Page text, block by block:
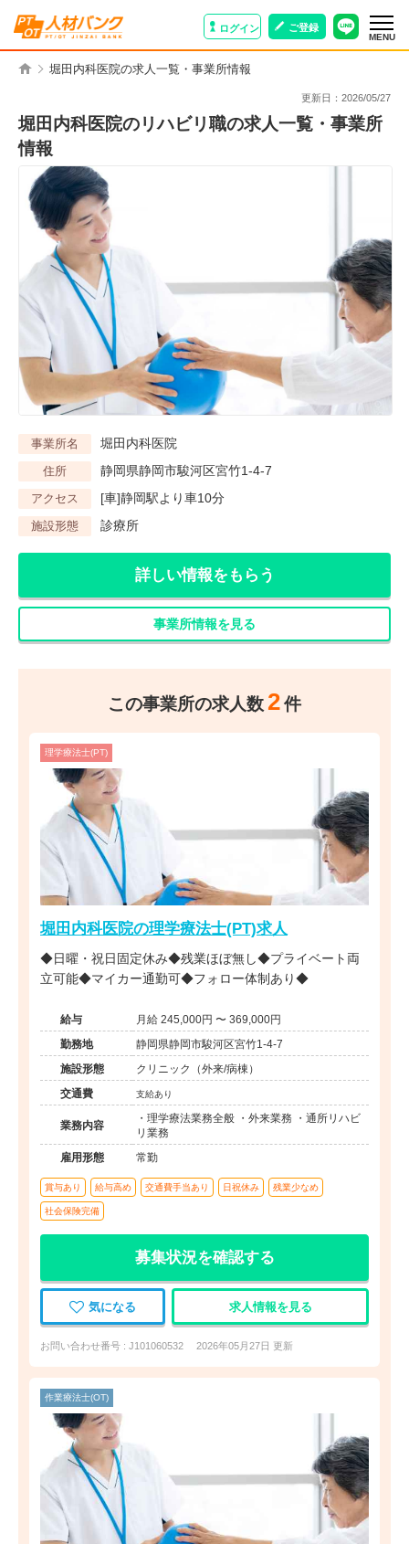
ログイン ご登録
MENU
堀田内科医院の求人一覧・事業所情報
更新日： 2026/05/27
堀田内科医院のリハビリ職の求人一覧・事業所
情報
事業所名 堀田内科医院
住所 静岡県静岡市駿河区宮竹1-4-7
アクセス [車]静岡駅より車10分
施設形態 診療所
詳しい情報をもらう
事業所情報を見る
この事業所の求人数 2件
理学療法士(PT)
堀田内科医院の理学療法士(PT)求人
◆日曜・祝日固定休み◆残業ほぼ無し◆プライベート両
立可能◆マイカー通勤可◆フォロー体制あり◆
給与
月給 245,000円 〜 369,000円
勤務地
静岡県静岡市駿河区宮竹1-4-7
施設形態
クリニック（外来/病棟）
交通費
支給あり
業務内容
・理学療法業務全般 ・外来業務 ・通所リハビ
リ業務
雇用形態
常勤
賞与あり 給与高め 交通費手当あり 日祝休み 残業少なめ
社会保険完備
募集状況を確認する
気になる 求人情報を見る
お問い合わせ番号 : J101060532 2026年05月27日 更新
作業療法士(OT)